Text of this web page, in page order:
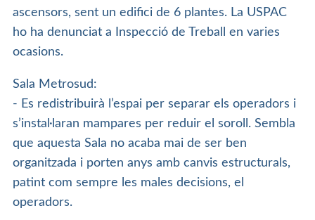
ascensors, sent un edifici de 6 plantes. La USPAC
ho ha denunciat a Inspecció de Treball en varies
ocasions.
Sala Metrosud:
- Es redistribuirà l’espai per separar els operadors i
s’instal·laran mampares per reduir el soroll. Sembla
que aquesta Sala no acaba mai de ser ben
organitzada i porten anys amb canvis estructurals,
patint com sempre les males decisions, el
operadors.